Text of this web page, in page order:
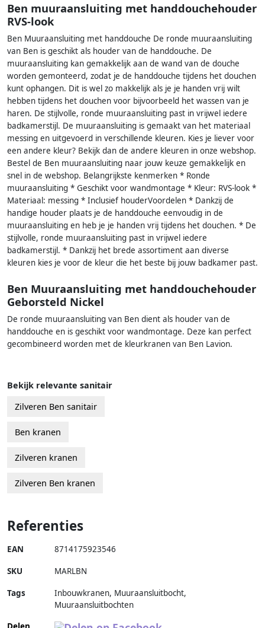
Ben muuraansluiting met handdouchehouder
RVS-look
Ben Muuraansluiting met handdouche De ronde muuraansluiting
van Ben is geschikt als houder van de handdouche. De
muuraansluiting kan gemakkelijk aan de wand van de douche
worden gemonteerd, zodat je de handdouche tijdens het douchen
kunt ophangen. Dit is wel zo makkelijk als je je handen vrij wilt
hebben tijdens het douchen voor bijvoorbeeld het wassen van je
haren. De stijlvolle, ronde muuraansluiting past in vrijwel iedere
badkamerstijl. De muuraansluiting is gemaakt van het materiaal
messing en uitgevoerd in verschillende kleuren. Kies je liever voor
een andere kleur? Bekijk dan de andere kleuren in onze webshop.
Bestel de Ben muuraansluiting naar jouw keuze gemakkelijk en
snel in de webshop. Belangrijkste kenmerken * Ronde
muuraansluiting * Geschikt voor wandmontage * Kleur: RVS-look *
Materiaal: messing * Inclusief houderVoordelen * Dankzij de
handige houder plaats je de handdouche eenvoudig in de
muuraansluiting en heb je je handen vrij tijdens het douchen. * De
stijlvolle, ronde muuraansluiting past in vrijwel iedere
badkamerstijl. * Dankzij het brede assortiment aan diverse
kleuren kies je voor de kleur die het beste bij jouw badkamer past.
Ben Muuraansluiting met handdouchehouder
Geborsteld Nickel
De ronde muuraansluiting van Ben dient als houder van de
handdouche en is geschikt voor wandmontage. Deze kan perfect
gecombineerd worden met de kleurkranen van Ben Lavion.
Bekijk relevante sanitair
Zilveren Ben sanitair
Ben kranen
Zilveren kranen
Zilveren Ben kranen
Referenties
EAN 8714175923546
SKU MARLBN
Tags
Inbouwkranen, Muuraansluitbocht,
Muuraansluitbochten